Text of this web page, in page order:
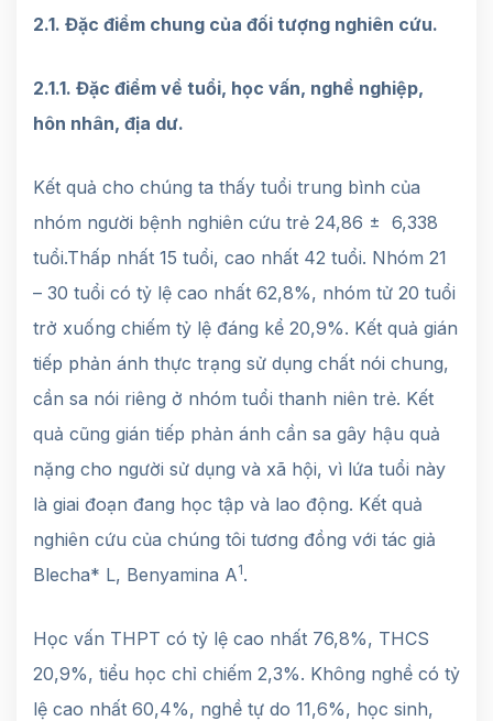
2.1. Đặc điểm chung của đối tượng nghiên cứu.
2.1.1. Đặc điểm về tuổi, học vấn, nghề nghiệp,
hôn nhân, địa dư.
Kết quả cho chúng ta thấy tuổi trung bình của
nhóm người bệnh nghiên cứu trẻ 24,86 ± 6,338
tuổi.Thấp nhất 15 tuổi, cao nhất 42 tuổi. Nhóm 21
– 30 tuổi có tỷ lệ cao nhất 62,8%, nhóm tử 20 tuổi
trở xuống chiếm tỷ lệ đáng kể 20,9%. Kết quả gián
tiếp phản ánh thực trạng sử dụng chất nói chung,
cần sa nói riêng ở nhóm tuổi thanh niên trẻ. Kết
quả cũng gián tiếp phản ánh cần sa gây hậu quả
nặng cho người sử dụng và xã hội, vì lứa tuổi này
là giai đoạn đang học tập và lao động. Kết quả
nghiên cứu của chúng tôi tương đồng với tác giả
Blecha* L, Benyamina A1.
Học vấn THPT có tỷ lệ cao nhất 76,8%, THCS
20,9%, tiểu học chỉ chiếm 2,3%. Không nghề có tỷ
lệ cao nhất 60,4%, nghề tự do 11,6%, học sinh,